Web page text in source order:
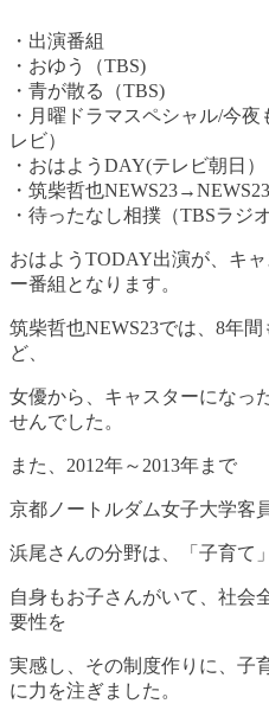
・出演番組
・おゆう（TBS)
・青が散る（TBS)
・月曜ドラマスペシャル/今
レビ）
・おはようDAY(テレビ朝日）
・筑柴哲也NEWS23→NEWS23
・待ったなし相撲（TBSラジオ
おはようTODAY出演が、キ
ー番組となります。
筑柴哲也NEWS23では、8年
ど、
女優から、キャスターになっ
せんでした。
また、2012年～2013年まで
京都ノートルダム女子大学客
浜尾さんの分野は、「子育て
自身もお子さんがいて、社会
要性を
実感し、その制度作りに、子
に力を注ぎました。